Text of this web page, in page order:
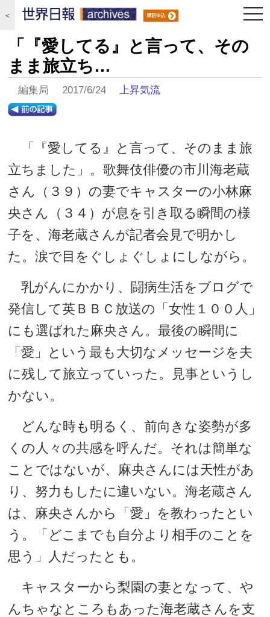
＜
「『愛してる』と言って、その
まま旅立ち…
編集局 2017/6/24上昇気流
「『愛してる』と言って、そのまま旅
立ちました」。歌舞伎俳優の市川海老蔵
さん（３９）の妻でキャスターの小林麻
央さん（３４）が息を引き取る瞬間の様
子を、海老蔵さんが記者会見で明かし
た。涙で目をぐしょぐしょにしながら。
乳がんにかかり、闘病生活をブログで
発信して英ＢＢＣ放送の「女性１００人」
にも選ばれた麻央さん。最後の瞬間に
「愛」という最も大切なメッセージを夫
に残して旅立っていった。見事というし
かない。
どんな時も明るく、前向きな姿勢が多
くの人々の共感を呼んだ。それは簡単な
ことではないが、麻央さんには天性があ
り、努力もしたに違いない。海老蔵さん
は、麻央さんから「愛」を教わったとい
う。「どこまでも自分より相手のことを
思う」人だったとも。
キャスターから梨園の妻となって、や
んちゃなところもあった海老蔵さんを支